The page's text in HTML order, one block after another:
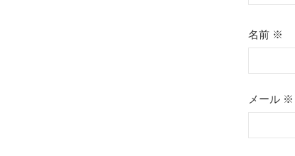
名前 ※
メール ※